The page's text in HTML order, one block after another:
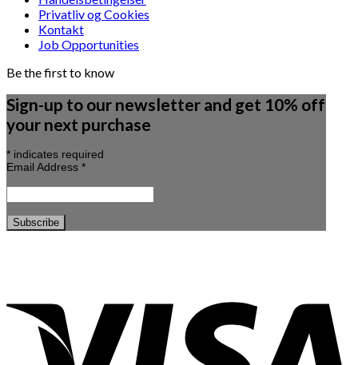
Privatliv og Cookies
Kontakt
Job Opportunities
Be the first to know
Sign-up to our newsletter and get 10% off
your next purchase
* indicates required
Email Address *